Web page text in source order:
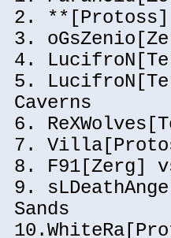
2.
3.
4.
5.
Caverns
6.
7.
8. F91[Zerg]
9.
Sands